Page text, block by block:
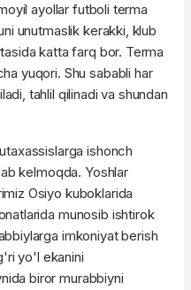
ayollar futboli terma
unutmaslik kerakki, klub
katta farq bor. Terma
yuqori. Shu sababli har
tahlil qilinadi va shundan
ishonch
kelmoqda. Yoshlar
Osiyo kuboklarida
munosib ishtirok
imkoniyat berish
yo'l ekanini
biror murabbiyni